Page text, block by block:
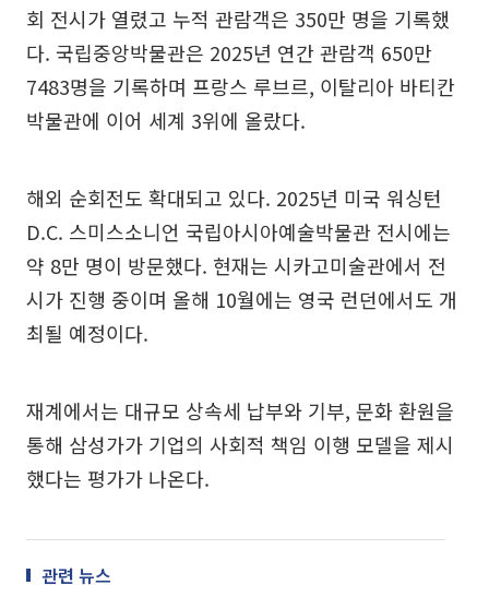
회 전시가 열렸고 누적 관람객은 350만 명을 기록했
다. 국립중앙박물관은 2025년 연간 관람객 650만
7483명을 기록하며 프랑스 루브르, 이탈리아 바티칸
박물관에 이어 세계 3위에 올랐다.
해외 순회전도 확대되고 있다. 2025년 미국 워싱턴
D.C. 스미스소니언 국립아시아예술박물관 전시에는
약 8만 명이 방문했다. 현재는 시카고미술관에서 전
시가 진행 중이며 올해 10월에는 영국 런던에서도 개
최될 예정이다.
재계에서는 대규모 상속세 납부와 기부, 문화 환원을
통해 삼성가가 기업의 사회적 책임 이행 모델을 제시
했다는 평가가 나온다.
관련 뉴스